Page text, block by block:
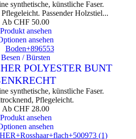
synthetische, künstliche Faser.
Passender Holzstiel...
Ab CHF 50.00
Produkt ansehen
ansehen
Besen / Bürsten
POLYESTER BUNT
synthetische, künstliche Faser.
Pflegeleicht.
Ab CHF 28.00
Produkt ansehen
ansehen